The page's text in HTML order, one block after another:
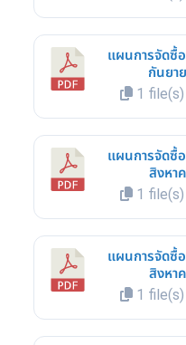
แผนการจัดซื้
กันยา
1 file(s)
แผนการจัดซื้
สิงหา
1 file(s)
แผนการจัดซื้
สิงหา
1 file(s)